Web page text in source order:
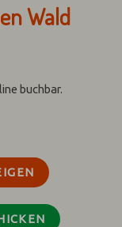
Wald
buchbar.